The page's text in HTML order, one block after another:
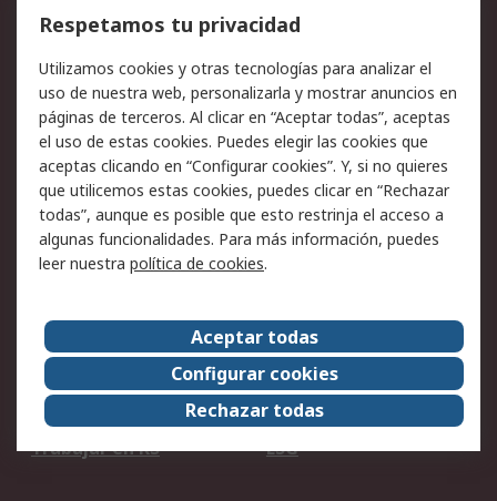
Cómo realizar pedidos
Devoluciones
Facturación y pago
Ofertas
Soporte técnico
Legal
Aviso legal
Política de privacidad -
Actualizada
Política sobre cookies
Seguridad de emails
Certificaciones de
Condiciones de venta
Acerca de RS
Acerca de RS
RS Group
RS en el mundo
Sala de prensa
Trabajar en RS
ESG
Respetamos tu privacidad
Utilizamos cookies y otras tecnologías para analizar el
uso de nuestra web, personalizarla y mostrar anuncios en
páginas de terceros. Al clicar en “Aceptar todas”, aceptas
el uso de estas cookies. Puedes elegir las cookies que
aceptas clicando en “Configurar cookies”. Y, si no quieres
que utilicemos estas cookies, puedes clicar en “Rechazar
todas”, aunque es posible que esto restrinja el acceso a
algunas funcionalidades. Para más información, puedes
leer nuestra política de cookies.
Aceptar todas
Configurar cookies
Rechazar todas